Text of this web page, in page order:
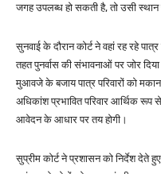
जगह उपलब्ध हो सकती है, तो उसी स्थान
सुनवाई के दौरान कोर्ट ने वहां रह रहे
तहत पुनर्वास की संभावनाओं पर जोर
मुआवजे के बजाय पात्र परिवारों को
अधिकांश प्रभावित परिवार आर्थिक
आवेदन के आधार पर तय होगी।
सुप्रीम कोर्ट ने प्रशासन को निर्देश देते